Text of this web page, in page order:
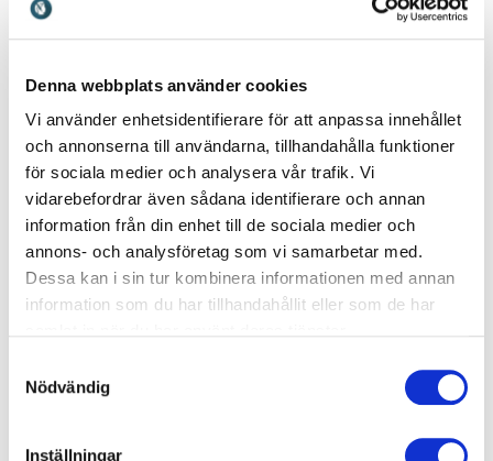
Denna webbplats använder cookies
Vi använder enhetsidentifierare för att anpassa innehållet
och annonserna till användarna, tillhandahålla funktioner
för sociala medier och analysera vår trafik. Vi
vidarebefordrar även sådana identifierare och annan
information från din enhet till de sociala medier och
annons- och analysföretag som vi samarbetar med.
Dessa kan i sin tur kombinera informationen med annan
information som du har tillhandahållit eller som de har
Nödvändig
Inställningar
med konkreta verktyg för
internationella uppdrag.
Erland Colliander
Erland Colliander föreläser
om hur fysisk aktivitet
påverkar välmående och
utmaningar.
Fredrik Paulún
Näringsfysiologen Fredrik
Paulún föreläser
inspirerande om kost, hälsa
konkreta råd för vardagen